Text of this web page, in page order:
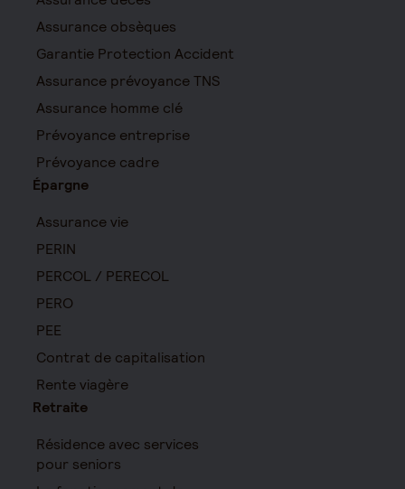
Assurance obsèques
Garantie Protection Accident
Assurance prévoyance TNS
Assurance homme clé
Prévoyance entreprise
Prévoyance cadre
Épargne
Assurance vie
PERIN
PERCOL / PERECOL
PERO
PEE
Contrat de capitalisation
Rente viagère
Retraite
Résidence avec services
pour seniors